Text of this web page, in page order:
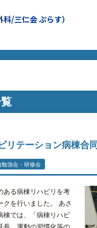
/三仁会 ぷらす）
テーション病棟合
勉強会・研修会
ある病棟リハビリを考
クを行いました。 あさ
棟では、「病棟リハビ